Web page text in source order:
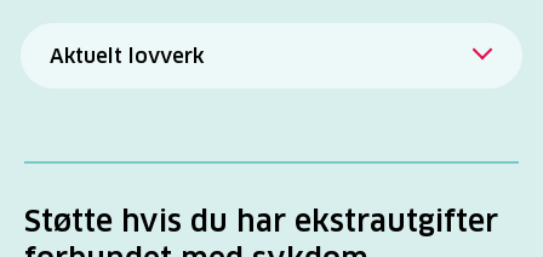
Aktuelt lovverk
ordning. Den skal sikre alle en viss økonomisk
trygghet ved alderdom, sykdom og andre
Støtte hvis du har ekstrautgifter